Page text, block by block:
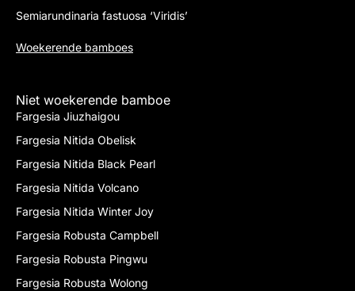
Semiarundinaria fastuosa ‘Viridis’
Woekerende bamboes
Niet woekerende bamboe
Fargesia Jiuzhaigou
Fargesia Nitida Obelisk
Fargesia Nitida Black Pearl
Fargesia Nitida Volcano
Fargesia Nitida Winter Joy
Fargesia Robusta Campbell
Fargesia Robusta Pingwu
Fargesia Robusta Wolong